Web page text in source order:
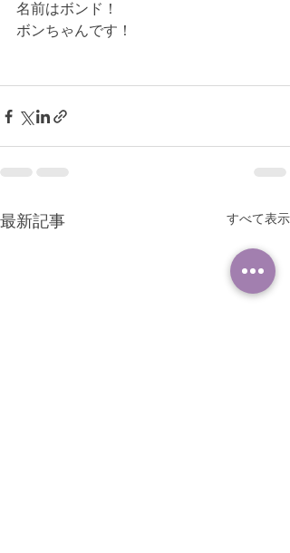
名前はボンド！
ボンちゃんです！
最新記事 すべて表示